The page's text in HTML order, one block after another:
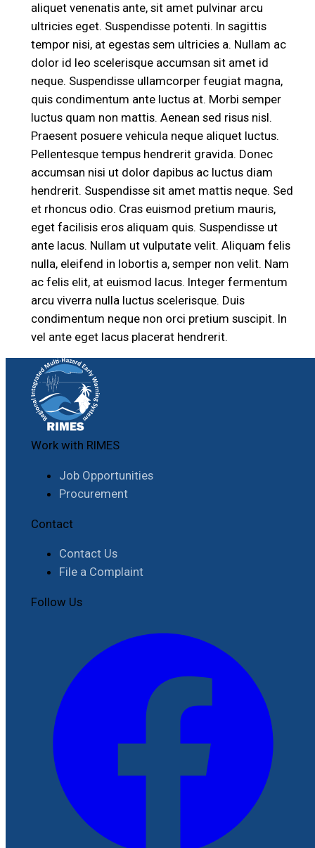
aliquet venenatis ante, sit amet pulvinar arcu
ultricies eget. Suspendisse potenti. In sagittis
tempor nisi, at egestas sem ultricies a. Nullam ac
dolor id leo scelerisque accumsan sit amet id
neque. Suspendisse ullamcorper feugiat magna,
quis condimentum ante luctus at. Morbi semper
luctus quam non mattis. Aenean sed risus nisl.
Praesent posuere vehicula neque aliquet luctus.
Pellentesque tempus hendrerit gravida. Donec
accumsan nisi ut dolor dapibus ac luctus diam
hendrerit. Suspendisse sit amet mattis neque. Sed
et rhoncus odio. Cras euismod pretium mauris,
eget facilisis eros aliquam quis. Suspendisse ut
ante lacus. Nullam ut vulputate velit. Aliquam felis
nulla, eleifend in lobortis a, semper non velit. Nam
ac felis elit, at euismod lacus. Integer fermentum
arcu viverra nulla luctus scelerisque. Duis
condimentum neque non orci pretium suscipit. In
vel ante eget lacus placerat hendrerit.
Work with RIMES
Job Opportunities
Procurement
Contact
Contact Us
File a Complaint
Follow Us